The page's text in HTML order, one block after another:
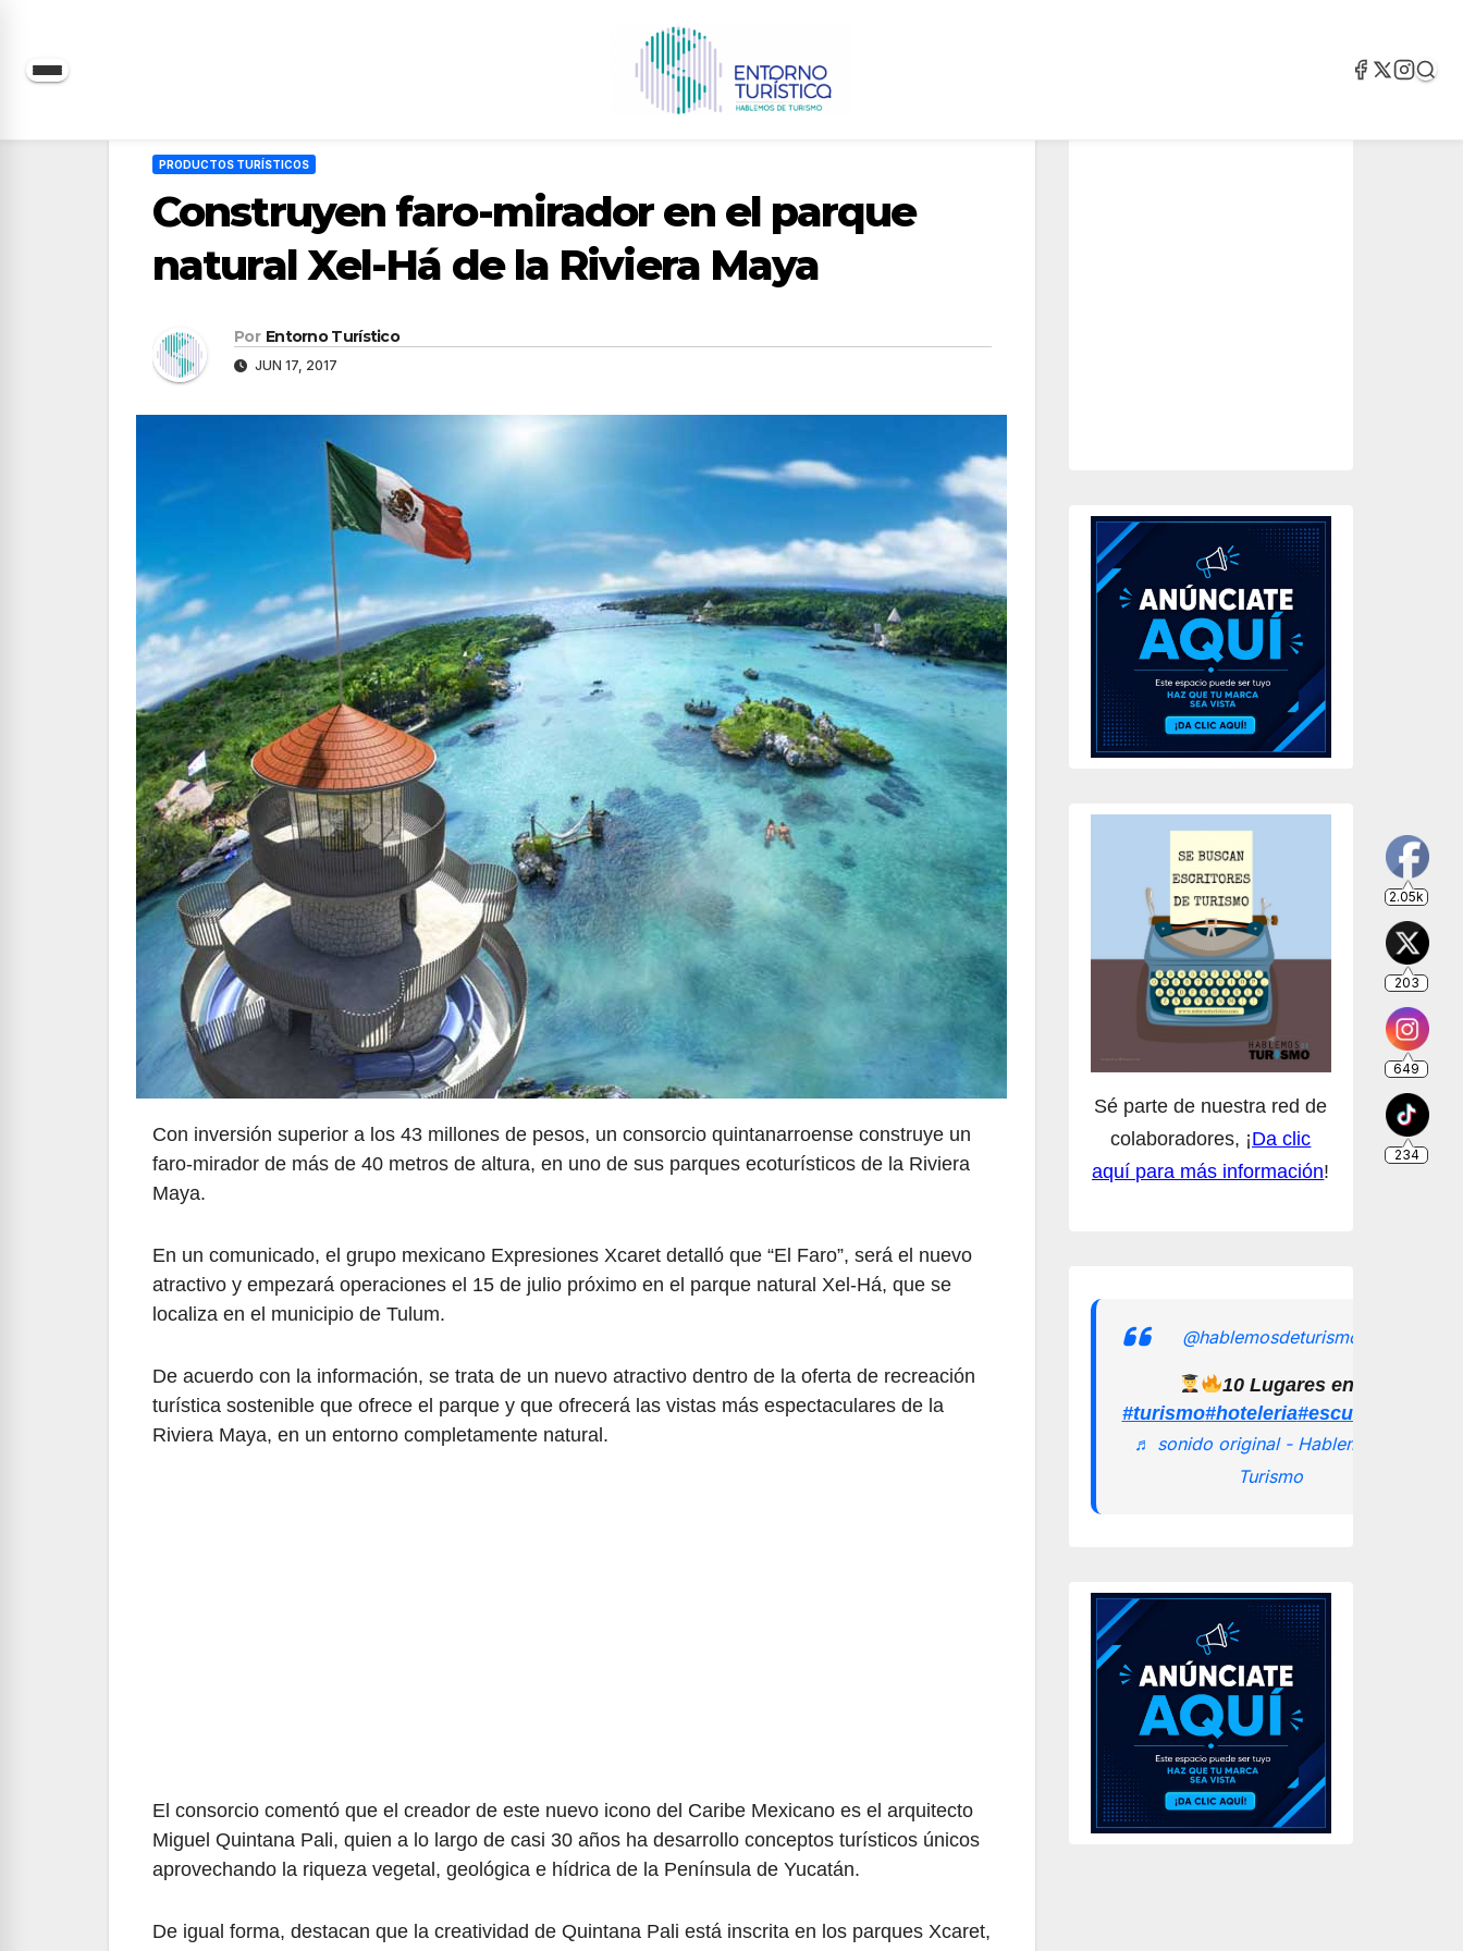
Saltar
PRODUCTOS TURÍSTICOS
Construyen faro-mirador en el parque
natural Xel-Há de la Riviera Maya
Por Entorno Turístico
JUN 17, 2017
Con inversión superior a los 43 millones de pesos, un consorcio quintanarroense construye un
faro-mirador de más de 40 metros de altura, en uno de sus parques ecoturísticos de la Riviera
Maya.
En un comunicado, el grupo mexicano Expresiones Xcaret detalló que “El Faro”, será el nuevo
atractivo y empezará operaciones el 15 de julio próximo en el parque natural Xel-Há, que se
localiza en el municipio de Tulum.
De acuerdo con la información, se trata de un nuevo atractivo dentro de la oferta de recreación
turística sostenible que ofrece el parque y que ofrecerá las vistas más espectaculares de la
Riviera Maya, en un entorno completamente natural.
El consorcio comentó que el creador de este nuevo icono del Caribe Mexicano es el arquitecto
Miguel Quintana Pali, quien a lo largo de casi 30 años ha desarrollo conceptos turísticos únicos
aprovechando la riqueza vegetal, geológica e hídrica de la Península de Yucatán.
De igual forma, destacan que la creatividad de Quintana Pali está inscrita en los parques Xcaret,
Sé parte de nuestra red de
colaboradores, ¡Da clic
aquí para más información!
@hablemosdeturismomx
10 Lugares en los que
#turismo#hoteleria
♬ sonido original - Hablemos de
Turismo
234